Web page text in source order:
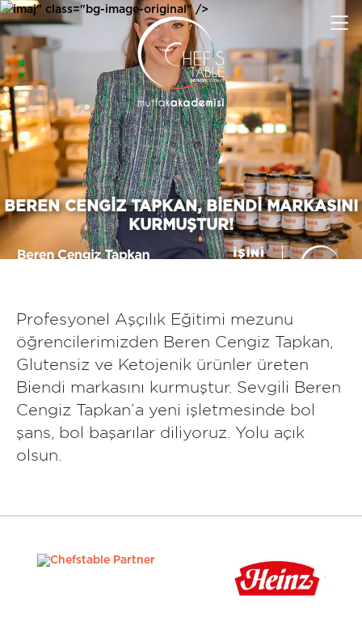
imaj" class="bg-image-original" />
BEREN CENGIZ TAPKAN, BIENDI MARKASINI
KURMUŞTUR!
Profesyonel Aşçılık Eğitimi mezunu
öğrencilerimizden Beren Cengiz Tapkan,
Glutensiz ve Ketojenik ürünler üreten
Biendi markasını kurmuştur. Sevgili Beren
Cengiz Tapkan’a yeni işletmesinde bol
şans, bol başarılar diliyoruz. Yolu açık
olsun.